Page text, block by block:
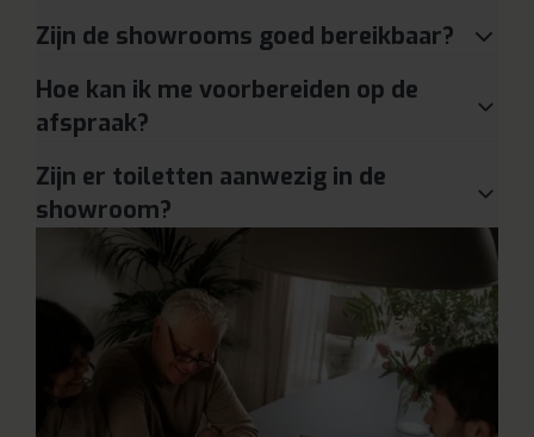
Zijn de showrooms goed bereikbaar?
Hoe kan ik me voorbereiden op de
afspraak?
Zijn er toiletten aanwezig in de
showroom?